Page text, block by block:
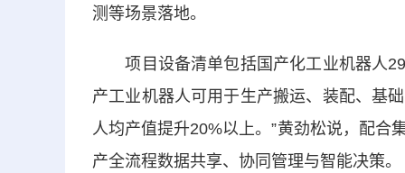
测等场景落地。
项目设备清单包括国产化工业机器人
产工业机器人可用于生产搬运、装配、基
人均产值提升20%以上。”黄劲松说，配合
产全流程数据共享、协同管理与智能决策。